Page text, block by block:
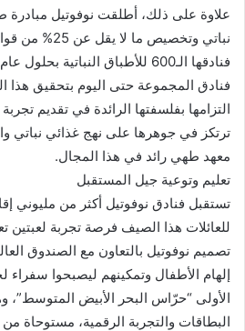
علاوة على ذلك، أطلقت نوفوتيل
نباتي وتخصيص ما
فنادق المجموعة حتى اليوم بتحقيق هذا
التزامها بفلسفتها الرائدة في تقديم
ترتكز في جوهرها على نهج غذائي نباتي
معهد طهي رائد في هذا المجال.
تعليم وتوعية جيل المستقبل
تستقبل فنادق نوفوتيل أكثر من مليوني
للعائلات هذا الصيف فرصة تجربة لعبتين
تصميم نوفوتيل بالتعاون مع الصندوق
إلهام الأطفال وتمكينهم ليصبحوا سفراء
الأولى “حرّاس البحر الأبيض المتوسط”،
البطاقات والتجربة الرقمية، مستوحاة